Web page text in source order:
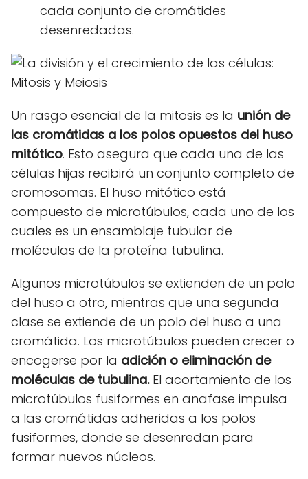
cada conjunto de cromátides
desenredadas.
Un rasgo esencial de la mitosis es la unión de
las cromátidas a los polos opuestos del huso
mitótico. Esto asegura que cada una de las
células hijas recibirá un conjunto completo de
cromosomas. El huso mitótico está
compuesto de microtúbulos, cada uno de los
cuales es un ensamblaje tubular de
moléculas de la proteína tubulina.
Algunos microtúbulos se extienden de un polo
del huso a otro, mientras que una segunda
clase se extiende de un polo del huso a una
cromátida. Los microtúbulos pueden crecer o
encogerse por la adición o eliminación de
moléculas de tubulina.El acortamiento de los
microtúbulos fusiformes en anafase impulsa
a las cromátidas adheridas a los polos
fusiformes, donde se desenredan para
formar nuevos núcleos.